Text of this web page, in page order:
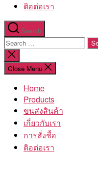
ติอต่อเรา
Search
Search
for:
Close
search
Close Menu
Home
Products
ขนส่งสินค้า
เกี่ยวกับเรา
การสั่งชื้อ
ติอต่อเรา